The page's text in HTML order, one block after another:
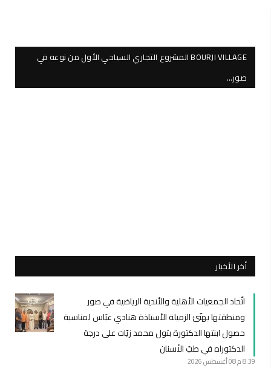
BOURJI VILLAGE المشروع التجاري السياحي الأول من نوعه في
صور…
أخر الأخبار
اتّحاد الجمعيات الأهلية والأندية الرياضية في صور
ومنطقتها يهنّئ الزميلة الأستاذة هنادي عبّاس لمناسبة
حصول ابنتها الدكتورة بتول محمد زيّات على درجة
الدكتوراه في طبّ الأسنان
8:39 م 08 أغسطس 2026